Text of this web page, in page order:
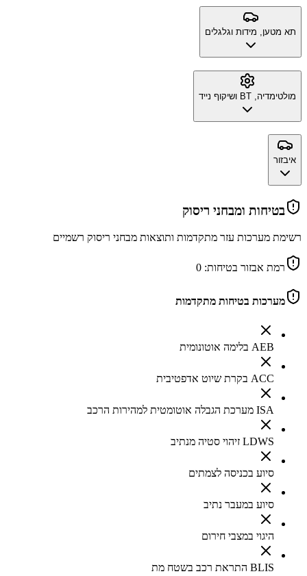
תא מטען, מידות וגלגלים
מולטימדיה, BT ושיקוף נייד
איבזור
בטיחות ומבחני ריסוק
רשימת מערכות עזר מתקדמות ותוצאות מבחני ריסוק רשמיים
רמת אבזור בטיחות: 0
מערכות בטיחות מתקדמות
AEB בלימה אוטונומית
ACC בקרת שיוט אדפטיבית
ISA מערכת הגבלה אוטומטית למהירות הרכב
LDWS זיהוי סטיה מנתיב
סיוע בכניסה לצמתים
סיוע במעבר נתיב
היגוי במצבי חירום
BLIS התראת רכב בשטח מת